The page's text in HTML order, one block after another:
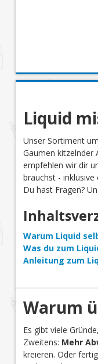
Liquid
Unser Sortiment
Gaumen kitzelnder
empfehlen wir dir
brauchst - inklusive
Du hast Fragen?
Warum Liquid
Was du zum
Anleitung zum
Warum
Es gibt viele
Zweitens: Mehr
kreieren. Oder